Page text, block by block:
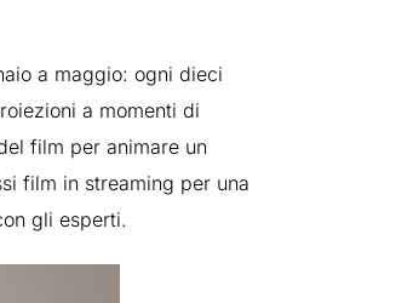
a maggio: ogni dieci
a momenti di
film per animare un
film in streaming per una
gli esperti.